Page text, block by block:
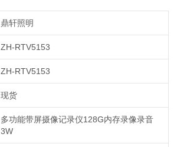
鼎轩照明
ZH-RTV5153
ZH-RTV5153
现货
多功能带屏摄像记录仪128G内存录像录音
3W